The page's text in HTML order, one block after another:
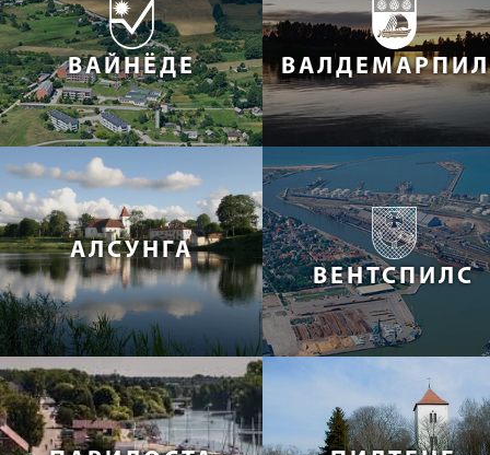
ВАЙНЁДЕ
АЛСУНГА
ВЕНТСПИЛС